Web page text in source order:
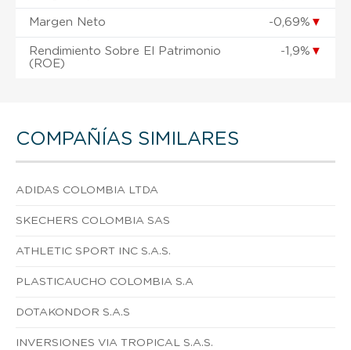
Margen Neto -0,69% ▼
Rendimiento Sobre El Patrimonio
(ROE)
-1,9% ▼
COMPAÑÍAS SIMILARES
ADIDAS COLOMBIA LTDA
SKECHERS COLOMBIA SAS
ATHLETIC SPORT INC S.A.S.
PLASTICAUCHO COLOMBIA S.A
DOTAKONDOR S.A.S
INVERSIONES VIA TROPICAL S.A.S.